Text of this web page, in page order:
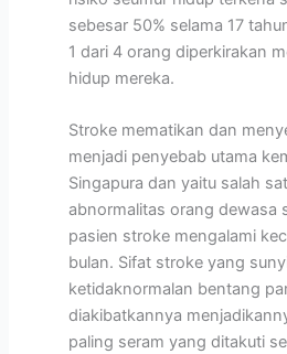
sebesar 50% selama 17
1 dari 4 orang diperkirakan
hidup mereka.
Stroke mematikan dan
menjadi penyebab utama
Singapura dan yaitu salah
abnormalitas orang dewasa
pasien stroke mengalami
bulan. Sifat stroke yang
ketidaknormalan bentang
diakibatkannya
paling seram yang ditakuti